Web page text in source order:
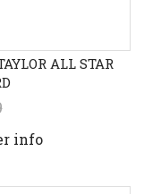
ALL STAR
info